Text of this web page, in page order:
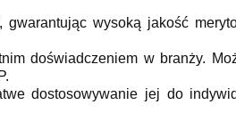
gwarantując wysoką jakość
doświadczeniem w branży.
dostosowywanie jej do